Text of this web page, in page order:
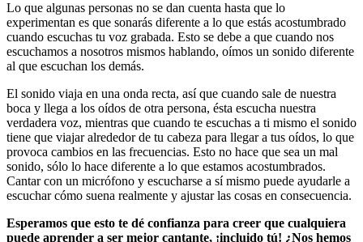
Lo que algunas personas no se dan cuenta hasta que lo
experimentan es que sonarás diferente a lo que estás acostumbrado
cuando escuchas tu voz grabada. Esto se debe a que cuando nos
escuchamos a nosotros mismos hablando, oímos un sonido diferente
al que escuchan los demás.
El sonido viaja en una onda recta, así que cuando sale de nuestra
boca y llega a los oídos de otra persona, ésta escucha nuestra
verdadera voz, mientras que cuando te escuchas a ti mismo el sonido
tiene que viajar alrededor de tu cabeza para llegar a tus oídos, lo que
provoca cambios en las frecuencias. Esto no hace que sea un mal
sonido, sólo lo hace diferente a lo que estamos acostumbrados.
Cantar con un micrófono y escucharse a sí mismo puede ayudarle a
escuchar cómo suena realmente y ajustar las cosas en consecuencia.
Esperamos que esto te dé confianza para creer que cualquiera
puede aprender a ser mejor cantante, ¡incluido tú! ¿Nos hemos